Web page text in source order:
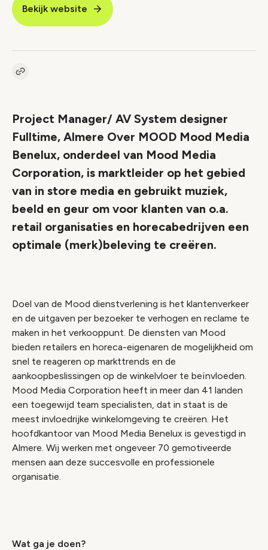
Bekijk website
Kopieer link naar vacature
Project Manager/ AV System designer
Fulltime, Almere Over MOOD Mood Media
Benelux, onderdeel van Mood Media
Corporation, is marktleider op het gebied
van in store media en gebruikt muziek,
beeld en geur om voor klanten van o.a.
retail organisaties en horecabedrijven een
optimale (merk)beleving te creëren.
Doel van de Mood dienstverlening is het klantenverkeer
en de uitgaven per bezoeker te verhogen en reclame te
maken in het verkooppunt. De diensten van Mood
bieden retailers en horeca-eigenaren de mogelijkheid om
snel te reageren op markttrends en de
aankoopbeslissingen op de winkelvloer te beïnvloeden.
Mood Media Corporation heeft in meer dan 41 landen
een toegewijd team specialisten, dat in staat is de
meest invloedrijke winkelomgeving te creëren. Het
hoofdkantoor van Mood Media Benelux is gevestigd in
Almere. Wij werken met ongeveer 70 gemotiveerde
mensen aan deze succesvolle en professionele
organisatie.
Wat ga je doen?